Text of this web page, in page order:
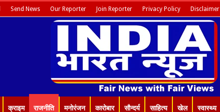
Send News Our Reporter Join Reporter Privacy Policy Disclaimer
क्राइम राजनीति मनोरंजन कारोबार सौन्दर्य साहित्य खेल स्वास्थ्य